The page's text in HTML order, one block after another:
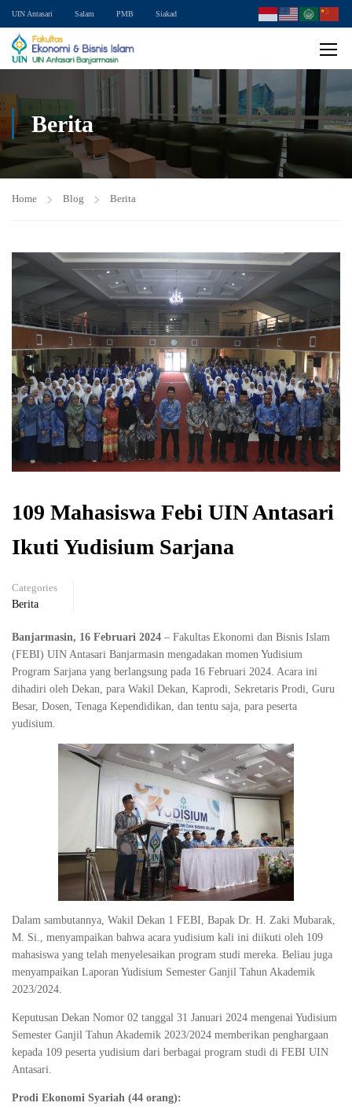
UIN Antasari Salam PMB Siakad
Berita
Home Blog Berita
109 Mahasiswa Febi UIN Antasari
Ikuti Yudisium Sarjana
Categories
Berita
Banjarmasin, 16 Februari 2024 – Fakultas Ekonomi dan Bisnis Islam
(FEBI) UIN Antasari Banjarmasin mengadakan momen Yudisium
Program Sarjana yang berlangsung pada 16 Februari 2024. Acara ini
dihadiri oleh Dekan, para Wakil Dekan, Kaprodi, Sekretaris Prodi, Guru
Besar, Dosen, Tenaga Kependidikan, dan tentu saja, para peserta
yudisium.
Dalam sambutannya, Wakil Dekan 1 FEBI, Bapak Dr. H. Zaki Mubarak,
M. Si., menyampaikan bahwa acara yudisium kali ini diikuti oleh 109
mahasiswa yang telah menyelesaikan program studi mereka. Beliau juga
menyampaikan Laporan Yudisium Semester Ganjil Tahun Akademik
2023/2024.
Keputusan Dekan Nomor 02 tanggal 31 Januari 2024 mengenai Yudisium
Semester Ganjil Tahun Akademik 2023/2024 memberikan penghargaan
kepada 109 peserta yudisium dari berbagai program studi di FEBI UIN
Antasari.
Prodi Ekonomi Syariah (44 orang):